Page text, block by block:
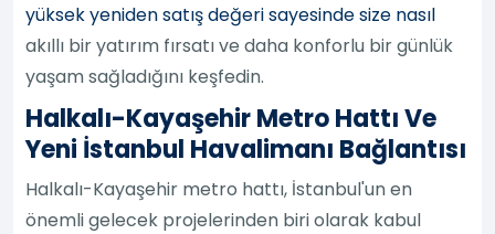
yüksek yeniden satış değeri sayesinde size nasıl
akıllı bir yatırım fırsatı ve daha konforlu bir günlük
yaşam sağladığını keşfedin.
Halkalı-Kayaşehir Metro Hattı Ve
Yeni İstanbul Havalimanı Bağlantısı
Halkalı-Kayaşehir metro hattı, İstanbul'un en
önemli gelecek projelerinden biri olarak kabul